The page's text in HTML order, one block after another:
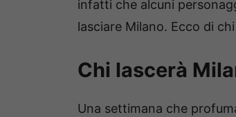
infatti che alcuni
lasciare Milano. Ecco di
Chi lascerà
Una settimana che